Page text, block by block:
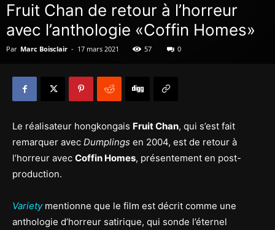
Fruit Chan de retour à l’horreur
avec l’anthologie «Coffin Homes»
Par Marc Boisclair - 17 mars 2021 57 0
Le réalisateur hongkongais Fruit Chan, qui s’est fait
remarquer avec Dumplings en 2004, est de retour à
l’horreur avec Coffin Homes, présentement en post-
production.
Varietymentionne que le film est décrit comme une
anthologie d’horreur satirique, qui sonde l’éternel